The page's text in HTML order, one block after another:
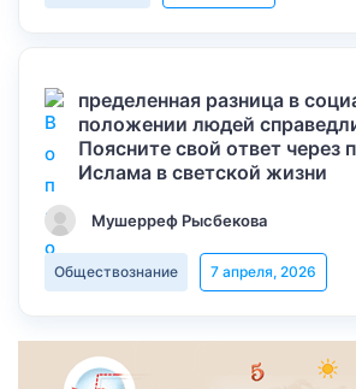
пределенная разница в
положении людей
Поясните свой ответ через
Ислама в светской жизни
Мушерреф Рысбекова
Обществознание 7 апреля, 2026